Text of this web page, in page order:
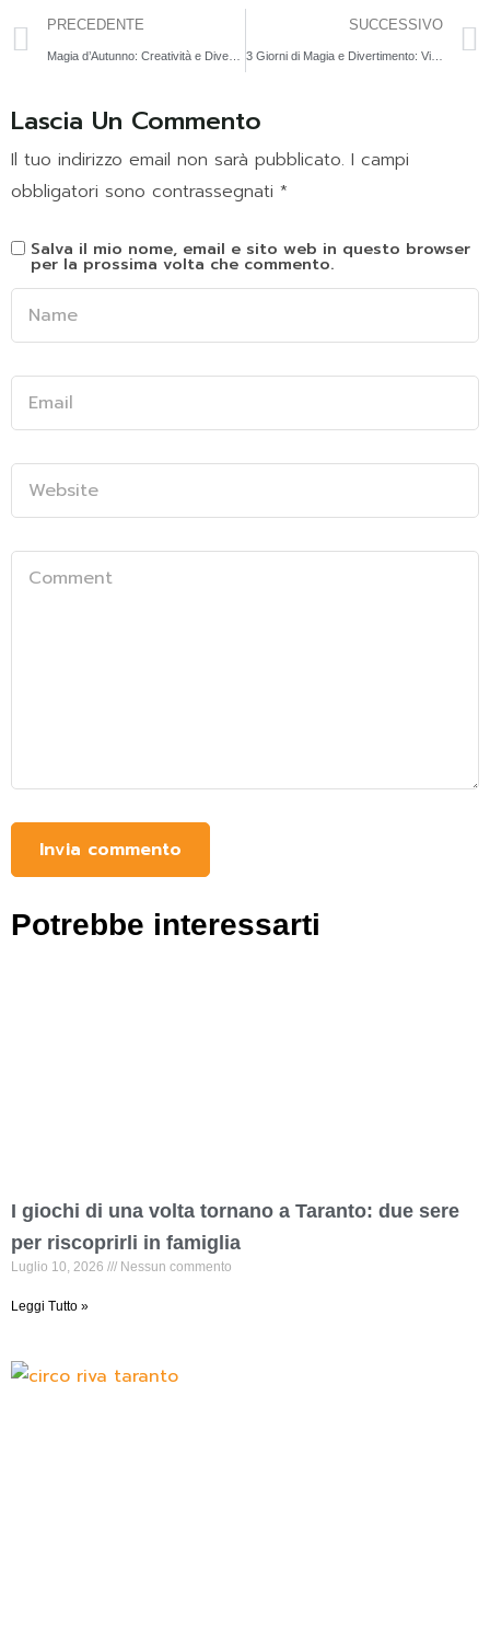
PRECEDENTE SUCCESSIVO
3 Giorni di Magia e Divertimento: Vivi un Halloween Indimenticabile
Lascia Un Commento
Il tuo indirizzo email non sarà pubblicato. I campi
obbligatori sono contrassegnati *
Salva il mio nome, email e sito web in questo browser
per la prossima volta che commento.
Potrebbe interessarti
I giochi di una volta tornano a Taranto: due sere
per riscoprirli in famiglia
Luglio 10, 2026 Nessun commento
Leggi Tutto »